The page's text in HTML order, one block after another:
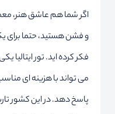
اگر شما هم عاشق هنر،
و فشن هستید، حتما برای
فکر کرده اید. تور ایتالیا
می تواند با هزینه ای
پاسخ دهد. در این کشور